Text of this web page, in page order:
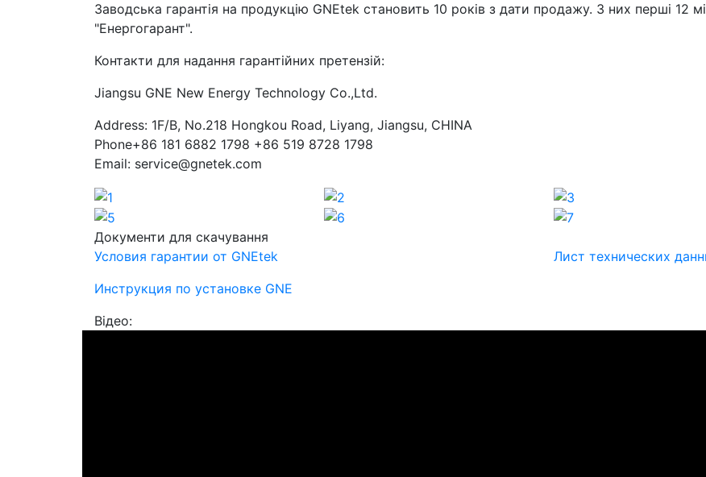
Заводська гарантія на продукцію GNEtek становить 10 років з дати продажу. З них перші 12
"Енергогарант".
Контакти для надання гарантійних претензій:
Jiangsu GNE New Energy Technology Co.,Ltd.
Address: 1F/B, No.218 Hongkou Road, Liyang, Jiangsu, CHINA
Phone+86 181 6882 1798 +86 519 8728 1798
Email: service@gnetek.com
Документи для скачування
Условия гарантии от GNEtek
Лист технических
Инструкция по установке GNE
Відео: